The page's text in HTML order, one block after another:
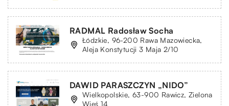
RADMAL Radosław Socha
Łódzkie, 96-200 Rawa Mazowiecka,
Aleja Konstytucji 3 Maja 2/10
DAWID PARASZCZYN „NIDO”
Wielkopolskie, 63-900 Rawicz, Zielona
Wieś 14